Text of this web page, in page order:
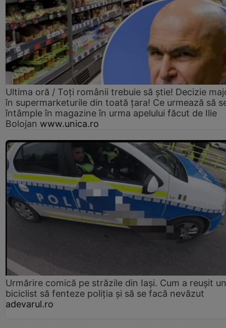
Ultima oră / Toți românii trebuie să știe! Decizie
în supermarketurile din toată țara! Ce urmează să
întâmple în magazine în urma apelului făcut de Ilie
Bolojan www.unica.ro
Urmărire comică pe străzile din Iași. Cum a reușit un
biciclist să fenteze poliția și să se facă nevăzut
adevarul.ro